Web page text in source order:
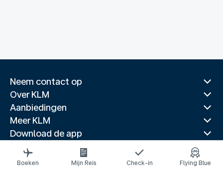
Neem contact op
Over KLM
Aanbiedingen
Meer KLM
Download de app
Gerelateerde websites
Reisgidsen
Boeken Mijn Reis Check-in Flying Blue